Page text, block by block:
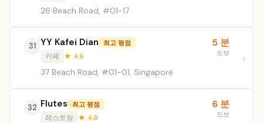
26 Beach Road, #01-17
31 YY Kafei Dian 최고 평점
카페 ★ 4.6
37 Beach Road, #01-01, Singapore
5 분
도보
32 Flutes 최고 평점
레스토랑 ★ 4.8
6 분
도보